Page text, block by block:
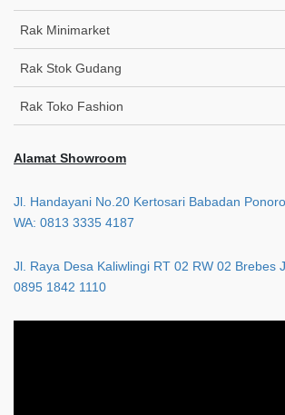
Rak Minimarket
Rak Stok Gudang
Rak Toko Fashion
Alamat Showroom
Jl. Handayani No.20 Kertosari Babadan
WA: 0813 3335 4187
Jl. Raya Desa Kaliwlingi RT 02 RW 02 Brebes
0895 1842 1110